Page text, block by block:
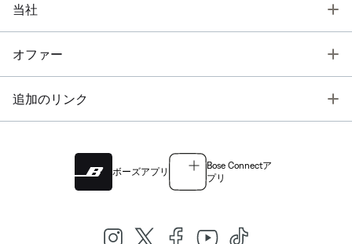
当社
オファー
追加のリンク
ボーズアプリ
Bose Connectア
プリ